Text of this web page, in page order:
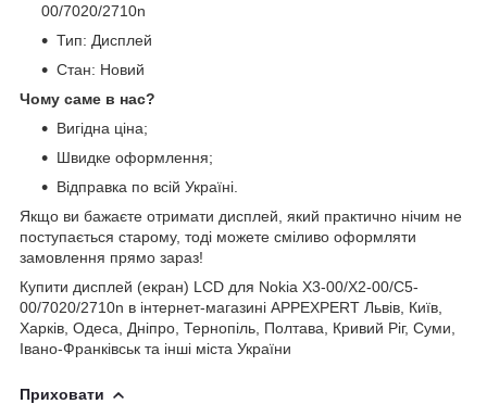
00/7020/2710n
Тип: Дисплей
Стан: Новий
Чому саме в нас?
Вигідна ціна;
Швидке оформлення;
Відправка по всій Україні.
Якщо ви бажаєте отримати дисплей, який практично нічим не
поступається старому, тоді можете сміливо оформляти
замовлення прямо зараз!
Купити дисплей (екран) LCD для Nokia X3-00/X2-00/C5-
00/7020/2710n в інтернет-магазині APPEXPERT Львів, Київ,
Харків, Одеса, Дніпро, Тернопіль, Полтава, Кривий Ріг, Суми,
Івано-Франківськ та інші міста України
Приховати